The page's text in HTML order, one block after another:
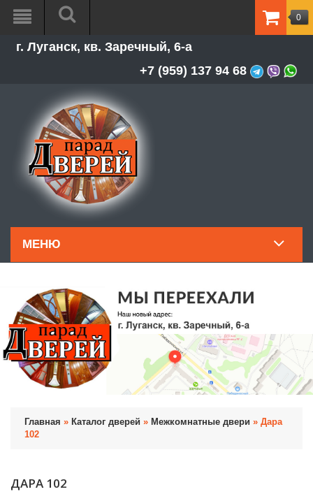
г. Луганск, кв. Заречный, 6-а
+7 (959) 137 94 68
0
МЕНЮ
Главная » Каталог дверей » Межкомнатные двери » Дара
102
ДАРА 102